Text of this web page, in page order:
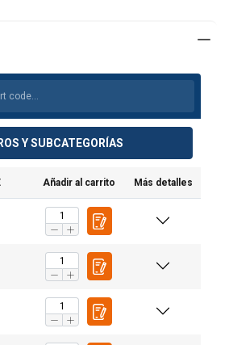
Y SUBCATEGORÍAS
Añadir al carrito Más detalles
Web Lashing_ES.pdf